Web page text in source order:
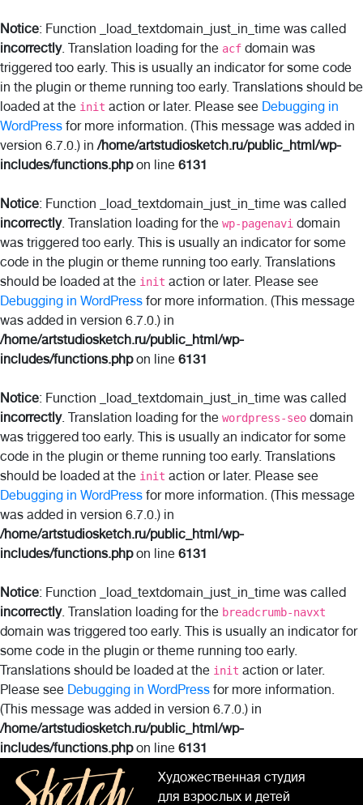
Notice: Function _load_textdomain_just_in_time was called
incorrectly. Translation loading for the acf domain was
triggered too early. This is usually an indicator for some code
in the plugin or theme running too early. Translations should be
loaded at the init action or later. Please see Debugging in
WordPress for more information. (This message was added in
version 6.7.0.) in/home/artstudiosketch.ru/public_html/wp-
includes/functions.phpon line 6131
Notice: Function _load_textdomain_just_in_time was called
incorrectly. Translation loading for the wp-pagenavi domain
was triggered too early. This is usually an indicator for some
code in the plugin or theme running too early. Translations
should be loaded at the init action or later. Please see
Debugging in WordPress for more information. (This message
was added in version 6.7.0.) in
/home/artstudiosketch.ru/public_html/wp-
includes/functions.phpon line 6131
Notice: Function _load_textdomain_just_in_time was called
incorrectly. Translation loading for the wordpress-seo domain
was triggered too early. This is usually an indicator for some
code in the plugin or theme running too early. Translations
should be loaded at the init action or later. Please see
Debugging in WordPress for more information. (This message
was added in version 6.7.0.) in
/home/artstudiosketch.ru/public_html/wp-
includes/functions.phpon line 6131
Notice: Function _load_textdomain_just_in_time was called
incorrectly. Translation loading for the breadcrumb-navxt
domain was triggered too early. This is usually an indicator for
some code in the plugin or theme running too early.
Translations should be loaded at the init action or later.
Please see Debugging in WordPress for more information.
(This message was added in version 6.7.0.) in
/home/artstudiosketch.ru/public_html/wp-
includes/functions.phpon line 6131
Художественная студия
для взрослых и детей